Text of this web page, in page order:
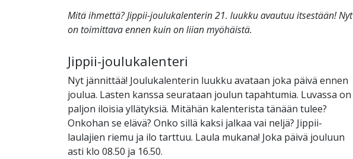
Mitä ihmettä? Jippii-joulukalenterin 21. luukku avautuu itsestään! Nyt
on toimittava ennen kuin on liian myöhäistä.
Jippii-joulukalenteri
Nyt jännittää! Joulukalenterin luukku avataan joka päivä ennen
joulua. Lasten kanssa seurataan joulun tapahtumia. Luvassa on
paljon iloisia yllätyksiä. Mitähän kalenterista tänään tulee?
Onkohan se elävä? Onko sillä kaksi jalkaa vai neljä? Jippii-
laulajien riemu ja ilo tarttuu. Laula mukana! Joka päivä jouluun
asti klo 08.50 ja 16.50.